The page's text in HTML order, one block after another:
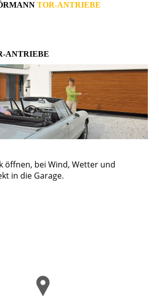
TOR-ANTRIEBE
ANTRIEBE
öffnen, bei Wind, Wetter und
in die Garage.